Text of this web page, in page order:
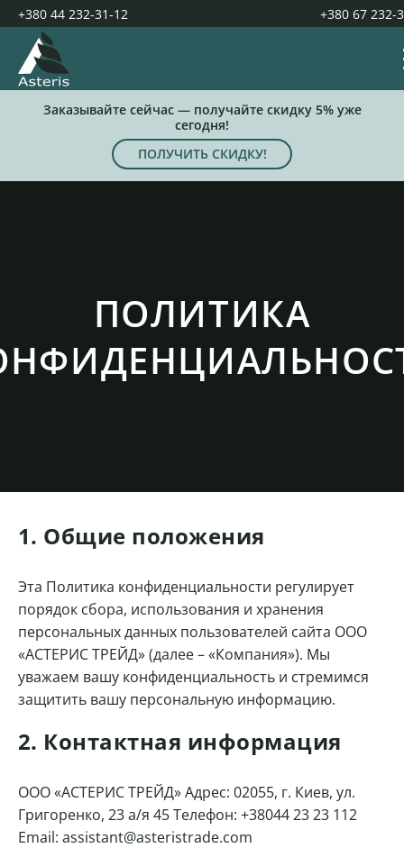
+380 44 232-31-12 +380 67 232-
Заказывайте сейчас — получайте скидку 5% уже
сегодня!
ПОЛУЧИТЬ СКИДКУ!
ПОЛИТИКА
1. Общие положения
Эта Политика конфиденциальности регулирует
порядок сбора, использования и хранения
персональных данных пользователей сайта ООО
«АСТЕРИС ТРЕЙД» (далее – «Компания»). Мы
уважаем вашу конфиденциальность и стремимся
защитить вашу персональную информацию.
2. Контактная информация
ООО «АСТЕРИС ТРЕЙД» Адрес: 02055, г. Киев, ул.
Григоренко, 23 а/я 45 Телефон: +38044 23 23 112
Email: assistant@asteristrade.com